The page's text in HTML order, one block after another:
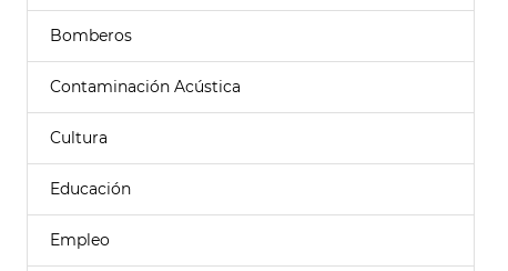
Bomberos
Contaminación Acústica
Cultura
Educación
Empleo